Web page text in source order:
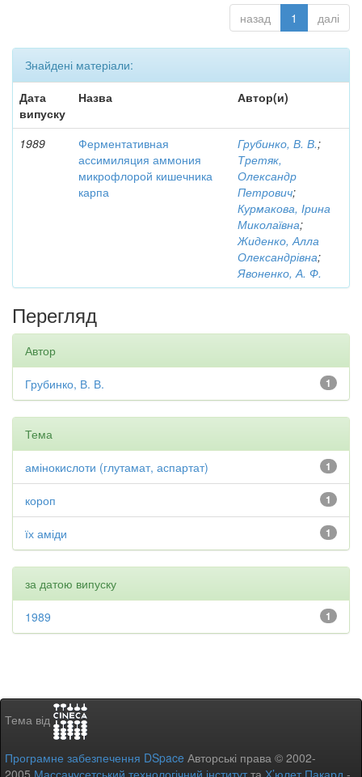
назад 1 далі
Знайдені матеріали:
Дата
випуску
Назва Автор(и)
1989
Ферментативная
ассимиляция аммония
микрофлорой кишечника
карпа
Грубинко, В. В.;
Третяк,
Олександр
Петрович;
Курмакова, Ірина
Миколаївна;
Жиденко, Алла
Олександрівна;
Явоненко, А. Ф.
Перегляд
Автор
1
Грубинко, В. В.
Тема
1
амінокислоти (глутамат, аспартат)
1
короп
1
їх аміди
за датою випуску
1
1989
Тема від
Програмне забезпечення DSpace Авторські права © 2002-
2005 Массачусетський технологічний інститутта Х’юлет Пакард -